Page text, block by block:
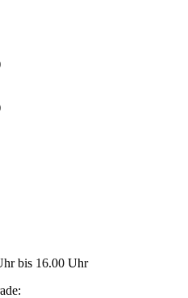
bis 16.00 Uhr